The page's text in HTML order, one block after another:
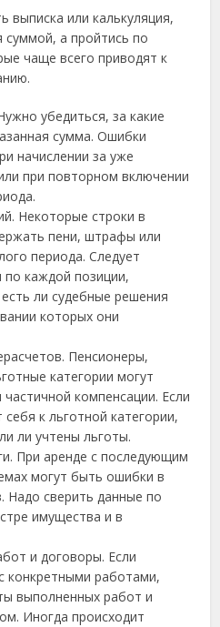
выписка или калькуляция,
суммой, а пройтись по
чаще всего приводят к
убедиться, за какие
сумма. Ошибки
начислении за уже
при повторном включении
Некоторые строки в
пени, штрафы или
периода. Следует
по каждой позиции,
ли судебные решения
которых они
Пенсионеры,
категории могут
компенсации. Если
к льготной категории,
ли учтены льготы.
При аренде с последующим
могут быть ошибки в
Надо сверить данные по
имущества и в
и договоры. Если
конкретными работами,
выполненных работ и
Иногда происходит